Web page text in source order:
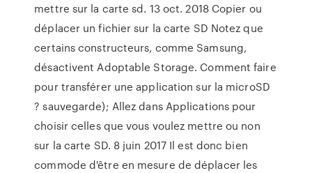
mettre sur la carte sd. 13 oct. 2018 Copier ou
déplacer un fichier sur la carte SD Notez que
certains constructeurs, comme Samsung,
désactivent Adoptable Storage. Comment faire
pour transférer une application sur la microSD
? sauvegarde); Allez dans Applications pour
choisir celles que vous voulez mettre ou non
sur la carte SD. 8 juin 2017 Il est donc bien
commode d'être en mesure de déplacer les